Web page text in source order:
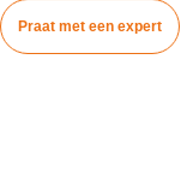
Praat met een expert